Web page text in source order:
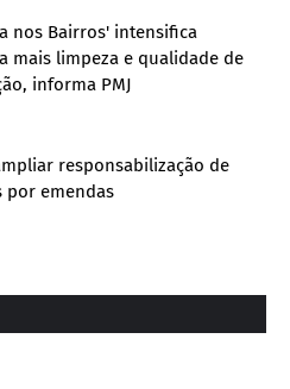
nos Bairros' intensifica
mais limpeza e qualidade de
informa PMJ
responsabilização de
por emendas